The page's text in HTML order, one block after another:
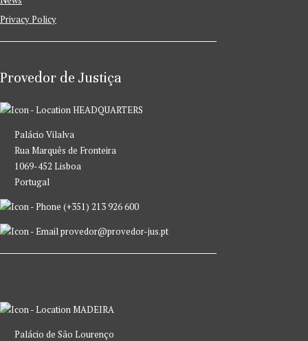
Privacy Policy
Provedor de Justiça
HEADQUARTERS
Palácio Vilalva
Rua Marquês de Fronteira
1069-452 Lisboa
Portugal
(+351) 213 926 600
provedor@provedor-jus.pt
MADEIRA
Palácio de São Lourenço